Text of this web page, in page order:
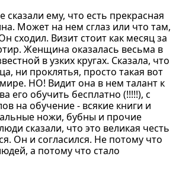
сказали ему, что есть прекрасная
Может на нем сглаз или что там,
сходил. Визит стоит как месяц за
Женщина оказалась весьма в
в узких кругах. Сказала, что
ни проклятья, просто такая вот
НО! Видит она в нем талант к
его обучить бесплатно (!!!!!), с
на обучение - всякие книги и
ножи, бубны и прочие
сказали, что это великая честь
Он и согласился. Не потому что
а потому что стало